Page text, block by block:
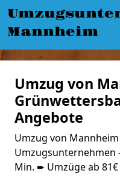
Mannheim
Umzug von
Angebote
Umzug von
Umzugsunternehmen
Min. ➨ Umzüge ab 81€